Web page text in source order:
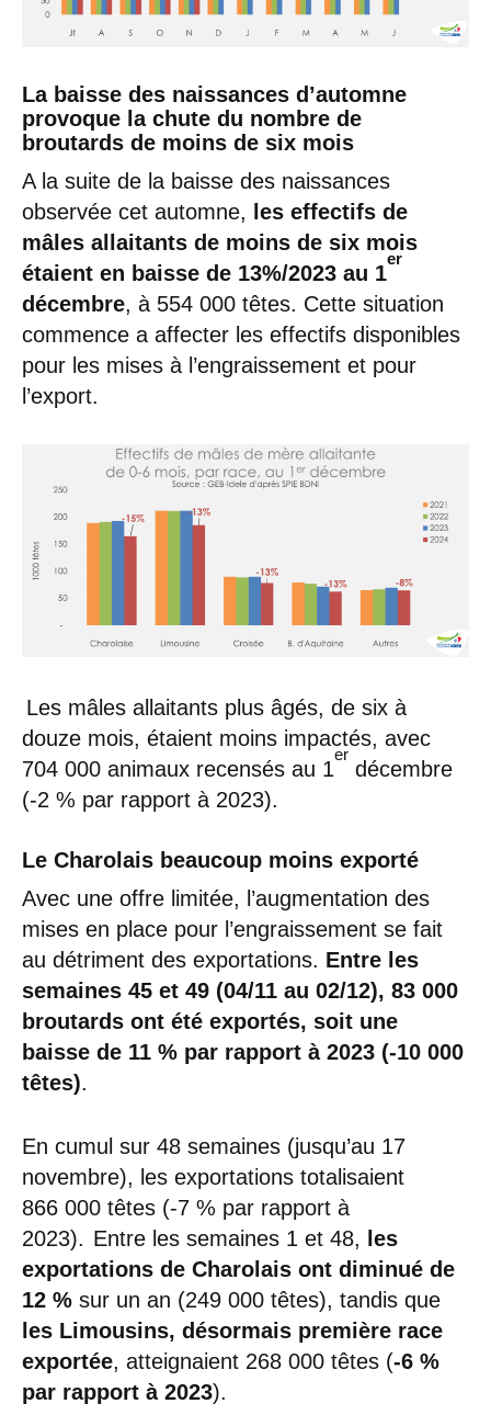
La baisse des naissances d’automne
provoque la chute du nombre de
broutards de moins de six mois
A la suite de la baisse des naissances
observée cet automne,
les effectifs de
mâles allaitants de moins de six mois
étaient en baisse de 13%/2023 au 1
er
décembre, à 554 000 têtes. Cette situation
commence a affecter les effectifs disponibles
pour les mises à l’engraissement et pour
l’export.
Les mâles allaitants plus âgés, de six à
douze mois, étaient moins impactés, avec
704 000 animaux recensés au 1
er
décembre
(-2 % par rapport à 2023).
Le Charolais beaucoup moins exporté
Avec une offre limitée, l’augmentation des
mises en place pour l’engraissement se fait
au détriment des exportations. Entre les
semaines 45 et 49 (04/11 au 02/12), 83 000
broutards ont été exportés, soit une
baisse de 11 % par rapport à 2023 (-10 000
têtes).
En cumul sur 48 semaines (jusqu’au 17
novembre), les exportations totalisaient
866 000 têtes (-7 % par rapport à
2023). Entre les semaines 1 et 48,
les
exportations de Charolais ont diminué de
12 % sur un an (249 000 têtes), tandis que
les Limousins, désormais première race
exportée, atteignaient 268 000 têtes (-6 %
par rapport à 2023).